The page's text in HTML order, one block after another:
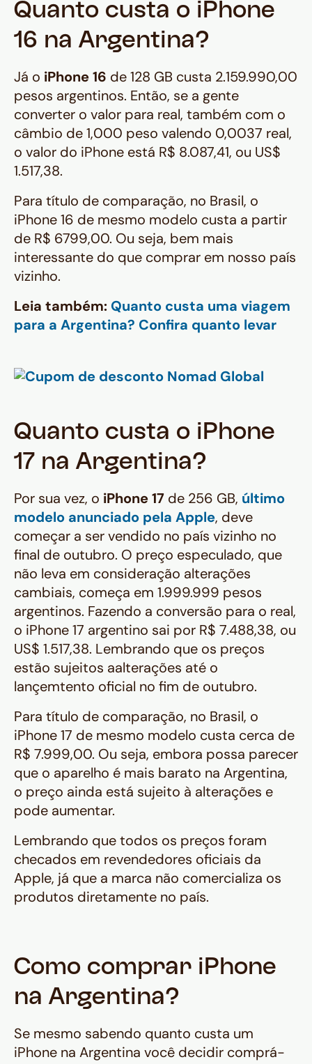
Quanto custa o iPhone
16 na Argentina?
Já o iPhone 16 de 128 GB custa 2.159.990,00
pesos argentinos. Então, se a gente
converter o valor para real, também com o
câmbio de 1,000 peso valendo 0,0037 real,
o valor do iPhone está R$ 8.087,41, ou US$
1.517,38.
Para título de comparação, no Brasil, o
iPhone 16 de mesmo modelo custa a partir
de R$ 6799,00. Ou seja, bem mais
interessante do que comprar em nosso país
vizinho.
Leia também: Quanto custa uma viagem
para a Argentina? Confira quanto levar
Quanto custa o iPhone
17 na Argentina?
Por sua vez, o iPhone 17 de 256 GB, último
modelo anunciado pela Apple, deve
começar a ser vendido no país vizinho no
final de outubro. O preço especulado, que
não leva em consideração alterações
cambiais, começa em 1.999.999 pesos
argentinos. Fazendo a conversão para o real,
o iPhone 17 argentino sai por R$ 7.488,38, ou
US$ 1.517,38. Lembrando que os preços
estão sujeitos aalterações até o
lançemtento oficial no fim de outubro.
Para título de comparação, no Brasil, o
iPhone 17 de mesmo modelo custa cerca de
R$ 7.999,00. Ou seja, embora possa parecer
que o aparelho é mais barato na Argentina,
o preço ainda está sujeito à alterações e
pode aumentar.
Lembrando que todos os preços foram
checados em revendedores oficiais da
Apple, já que a marca não comercializa os
produtos diretamente no país.
Como comprar iPhone
na Argentina?
Se mesmo sabendo quanto custa um
iPhone na Argentina você decidir comprá-